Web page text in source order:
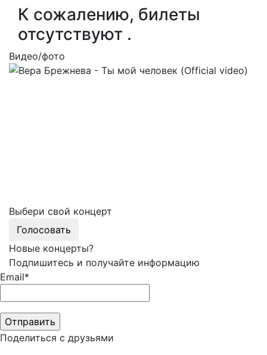
К сожалению, билеты
отсутствуют .
Видео/фото
Выбери свой концерт
Голосовать
Новые концерты?
Подпишитесь и получайте информацию
Email*
Поделиться с друзьями